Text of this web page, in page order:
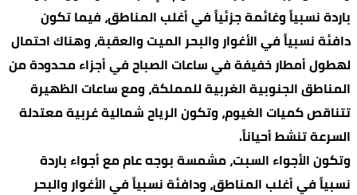
باردة نسبياً وغائمة جزئياً في أغلب المناطق، فيما تكون
دافئة نسبياً في الأغوار والبحر الميت والعقبة، وهناك احتمال
لهطول أمطار خفيفة في ساعات الصباح في أجزاء محدودة من
المناطق الجنوبية الغربية للمملكة، ومع ساعات الظهيرة
تتناقص كميات الغيوم، وتكون الرياح شمالية غربية معتدلة
السرعة تنشط أحياناً.
وتكون الأجواء السبت، مشمسة بوجه عام مع أجواء باردة
نسبياً في أغلب المناطق، ودافئة نسبياً في الأغوار والبحر